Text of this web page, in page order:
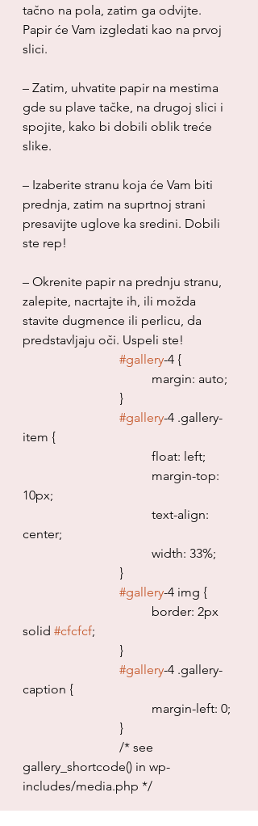
tačno na pola, zatim ga odvijte.
Papir će Vam izgledati kao na prvoj
slici.
– Zatim, uhvatite papir na mestima
gde su plave tačke, na drugoj slici i
spojite, kako bi dobili oblik treće
slike.
– Izaberite stranu koja će Vam biti
prednja, zatim na suprtnoj strani
presavijte uglove ka sredini. Dobili
ste rep!
– Okrenite papir na prednju stranu,
zalepite, nacrtajte ih, ili možda
stavite dugmence ili perlicu, da
predstavljaju oči. Uspeli ste!
#gallery-4 {
				margin: auto;
			}
#gallery-4 .gallery-
item {
				float: left;
10px;
center;
				width: 33%;
			}
#gallery-4 img {
solid #cfcfcf;
			}
#gallery-4 .gallery-
caption {
				margin-left: 0;
			}
gallery_shortcode() in wp-
includes/media.php */